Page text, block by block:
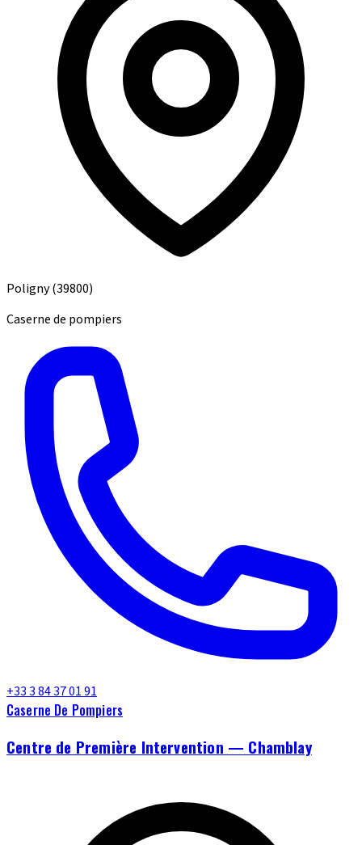
Poligny(39800)
Caserne de pompiers
+33 3 84 37 01 91
Caserne De Pompiers
Centre de Première Intervention — Chamblay